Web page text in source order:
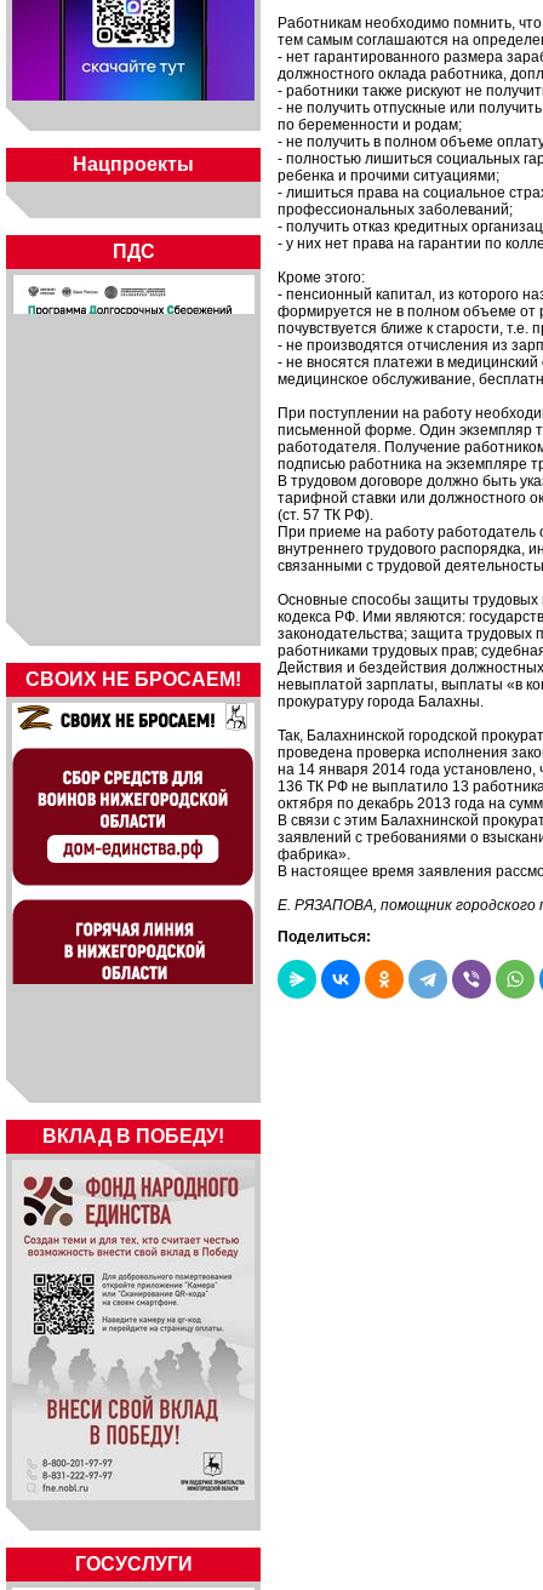
Нацпроекты
ПДС
СВОИХ НЕ БРОСАЕМ!
ВКЛАД В ПОБЕДУ!
ГОСУСЛУГИ
Работникам необходимо помнить,
тем самым соглашаются на
- нет гарантированного размера
должностного оклада работника,
- работники также рискуют не
- не получить отпускные или
по беременности и родам;
- не получить в полном объеме
- полностью лишиться социальных
ребенка и прочими ситуациями;
- лишиться права на социальное
профессиональных заболеваний;
- получить отказ кредитных
- у них нет права на гарантии по
Кроме этого:
- пенсионный капитал, из которого
формируется не в полном объеме от
почувствуется ближе к старости, т.е.
- не производятся отчисления из
- не вносятся платежи в
медицинское обслуживание,
При поступлении на работу
письменной форме. Один экземпляр
работодателя. Получение
подписью работника на экземпляре
В трудовом договоре должно быть
тарифной ставки или должностного
(ст. 57 ТК РФ).
При приеме на работу работодатель
внутреннего трудового
связанными с трудовой
Основные способы защиты трудовых
кодекса РФ. Ими являются:
законодательства; защита
работниками трудовых прав;
Действия и бездействия
невыплатой зарплаты, выплаты «в
прокуратуру города Балахны.
Так, Балахнинской городской
проведена проверка исполнения
на 14 января 2014 года
136 ТК РФ не выплатило 13
октября по декабрь 2013 года на
В связи с этим Балахнинской
заявлений с требованиями о
фабрика».
В настоящее время заявления
Е. РЯЗАПОВА, помощник городского
Поделиться: